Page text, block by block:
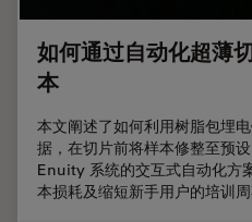
如何通过自动化超薄
本
本文阐述了如何利用树脂包埋
据，在切片前将样本修整至预
Enuity 系统的交互式自动化方
本损耗及缩短新手用户的培训周